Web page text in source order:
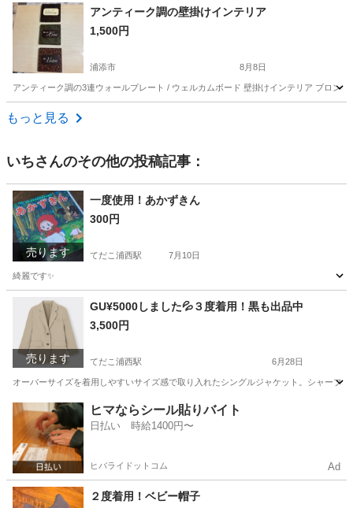
沖縄 沖縄市 てだこ浦西駅 カーテン、ブラインド
アンティーク調の壁掛けインテリア
1,500円
浦添市 8月8日
アンティーク調の3連ウォールプレート / ウェルカムボード 壁掛けインテリア ブロン
沖縄 浦添市
もっと見る
いちさんのその他の投稿記事：
売ります
一度使用！あかずきん
300円
てだこ浦西駅 7月10日
綺麗です✨️
うるま市 てだこ浦西駅 絵本
売ります
GU¥5000しました💦３度着用！黒も出品中
3,500円
てだこ浦西駅 6月28日
オーバーサイズを着用しやすいサイズ感で取り入れたシングルジャケット。シャープ
沖縄 うるま市 てだこ浦西駅 スーツ シングル
ヒマならシール貼りバイト
日払い 時給1400円〜
ヒバライドットコム Ad
２度着用！ベビー帽子